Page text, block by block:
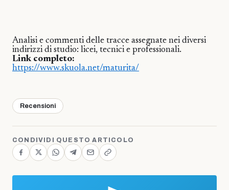
Analisi e commenti delle tracce assegnate nei diversi
indirizzi di studio: licei, tecnici e professionali.
Link completo:
https://www.skuola.net/maturita/
Recensioni
CONDIVIDI QUESTO ARTICOLO